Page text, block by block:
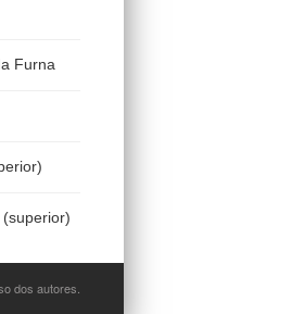
Furna
dos autores.